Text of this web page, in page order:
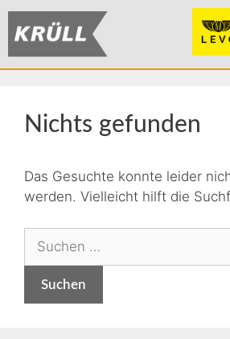
Nichts gefunden
Das Gesuchte konnte leider
werden. Vielleicht hilft die